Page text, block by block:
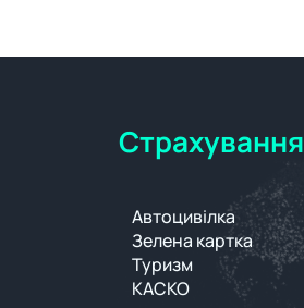
Страхування
Автоцивілка
Зелена картка
Туризм
КАСКО